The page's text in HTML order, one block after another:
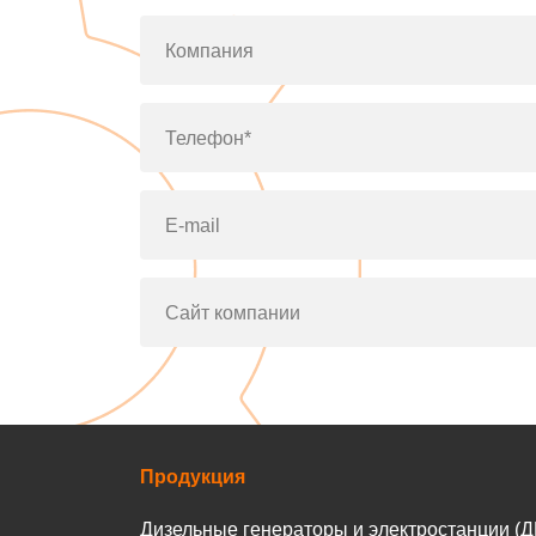
Компания
Телефон*
E-mail
Сайт компании
Продукция
Дизельные генераторы и электростанции